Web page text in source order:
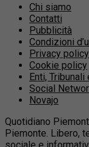
Chi siamo
Contatti
Pubblicità
Condizioni
Privacy policy
Cookie policy
Enti, Tribunali
Social
Novajo
Quotidiano
Piemonte. Libero,